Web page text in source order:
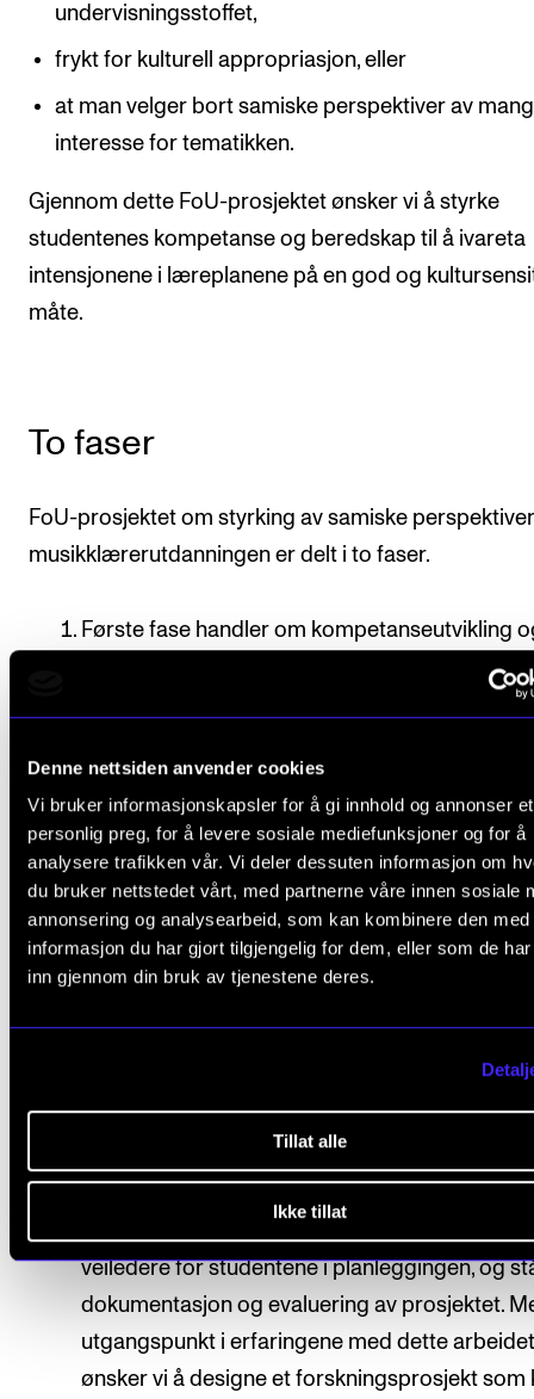
Denne nettsiden anvender cookies
Vi bruker informasjonskapsler for å gi innhold og annonser et
personlig preg, for å levere sosiale mediefunksjoner og for å
analysere trafikken vår. Vi deler dessuten informasjon om
du bruker nettstedet vårt, med partnerne våre innen sosiale
annonsering og analysearbeid, som kan kombinere den med
informasjon du har gjort tilgjengelig for dem, eller som de
inn gjennom din bruk av tjenestene deres.
Tillat alle
Ikke tillat
undervisningsstoffet,
frykt for kulturell appropriasjon, eller
at man velger bort samiske perspektiver av
interesse for tematikken.
Gjennom dette FoU-prosjektet ønsker vi å styrke
studentenes kompetanse og beredskap til å ivareta
intensjonene i læreplanene på en god og
måte.
To faser
FoU-prosjektet om styrking av samiske
musikklærerutdanningen er delt i to faser.
Første fase handler om kompetanseutvikling
refleksjonsarbeid internt i arbeidsgruppa og i
kollegiet. Sentralt i dette arbeidet blir
undervisningen som gis i samisk musikk og
NMH, bruk av Dembras refleksjonsverktøy,
diskusjon av faglitteratur som omhandler
dekolonialisering og urfolksperspektiver i
musikkundervisning. I første fase planlegger vi
for en fagdag for studenter og øvingslærere
fase to.
I fase to er målet at alle våre studentgrupper
gjennomføre et undervisningsopplegg knyttet
veiledere for studentene i planleggingen, og
dokumentasjon og evaluering av prosjektet.
utgangspunkt i erfaringene med dette
ønsker vi å designe et forskningsprosjekt som